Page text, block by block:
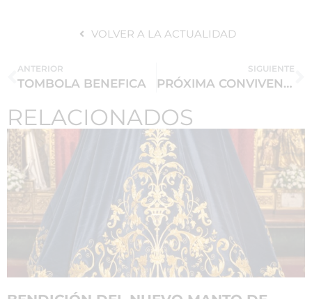
VOLVER A LA ACTUALIDAD
ANTERIOR
TOMBOLA BENEFICA
SIGUIENTE
PRÓXIMA CONVIVENCIA EN NUESTRA CASA HERMANDAD.
RELACIONADOS